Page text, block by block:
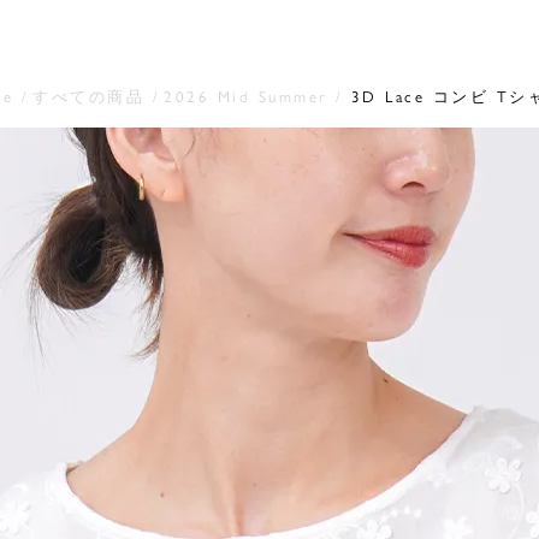
すべての商品 2026 Mid Summer 3D Lace コンビ Tシ